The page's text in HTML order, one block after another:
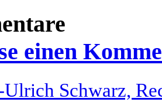
einen
Schwarz,